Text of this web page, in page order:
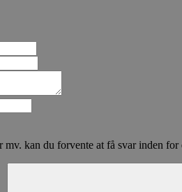
mv. kan du forvente at få svar inden for